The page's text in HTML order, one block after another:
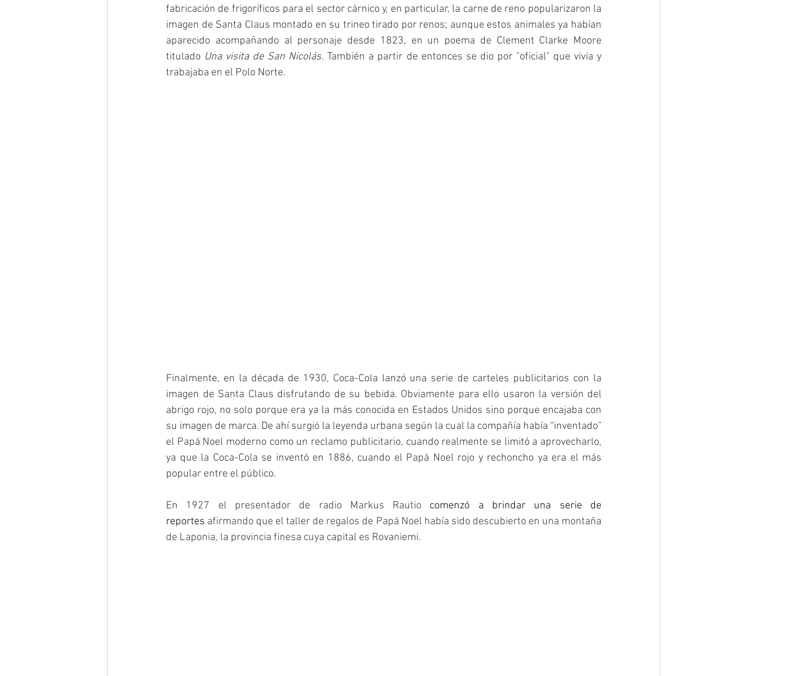
fabricación de frigoríficos para el sector cárnico y, en particular, la carne de reno popularizaron la
imagen de Santa Claus montado en su trineo tirado por renos; aunque estos animales ya habían
aparecido acompañando al personaje desde 1823, en un poema de Clement Clarke Moore
titulado Una visita de San Nicolás. También a partir de entonces se dio por "oficial" que vivía y
trabajaba en el Polo Norte.
Finalmente, en la década de 1930, Coca-Cola lanzó una serie de carteles publicitarios con la
imagen de Santa Claus disfrutando de su bebida. Obviamente para ello usaron la versión del
abrigo rojo, no solo porque era ya la más conocida en Estados Unidos sino porque encajaba con
su imagen de marca. De ahí surgió la leyenda urbana según la cual la compañía había “inventado”
el Papá Noel moderno como un reclamo publicitario, cuando realmente se limitó a aprovecharlo,
ya que la Coca-Cola se inventó en 1886, cuando el Papá Noel rojo y rechoncho ya era el más
popular entre el público.
En 1927 el presentador de radio Markus Rautio comenzó a brindar una serie de
reportes afirmando que el taller de regalos de Papá Noel había sido descubierto en una montaña
de Laponia, la provincia finesa cuya capital es Rovaniemi.